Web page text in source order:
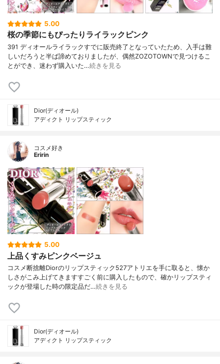
5.00
桜の季節にもぴったりライラックピンク
391 ディオールライラックすでに販売終了となっていたため、入手は難
しいだろうと半ば諦めておりましたが、偶然ZOZOTOWNで見つけるこ
とができ、迷わず購入いた…続きを見る
Dior(ディオール)
アディクト リップスティック
コスメ好き
Eririn
5.00
上品くすみピンクベージュ
コスメ断捨離Diorのリップスティック527アトリエを手に取ると、懐か
しさがこみ上げてきますすごく前に購入したもので、確かリップスティ
ックが登場した時の限定品だ…続きを見る
Dior(ディオール)
アディクト リップスティック